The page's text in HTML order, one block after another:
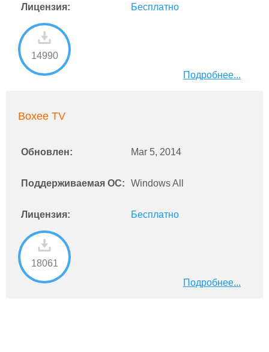
Лицензия: Бесплатно
14990
Подробнее...
Boxee TV
Обновлен: Mar 5, 2014
Поддерживаемая ОС: Windows All
Лицензия: Бесплатно
18061
Подробнее...